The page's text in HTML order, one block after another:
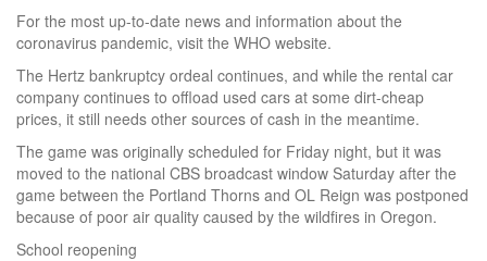
For the most up-to-date news and information about the
coronavirus pandemic, visit the WHO website.
The Hertz bankruptcy ordeal continues, and while the rental car
company continues to offload used cars at some dirt-cheap
prices, it still needs other sources of cash in the meantime.
The game was originally scheduled for Friday night, but it was
moved to the national CBS broadcast window Saturday after the
game between the Portland Thorns and OL Reign was postponed
because of poor air quality caused by the wildfires in Oregon.
School reopening